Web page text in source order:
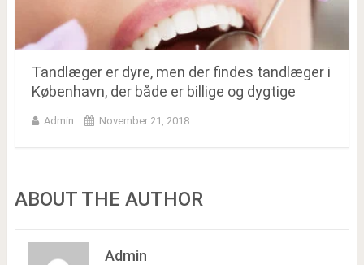
Tandlæger er dyre, men der findes tandlæger i
København, der både er billige og dygtige
Admin November 21, 2018
ABOUT THE AUTHOR
Admin